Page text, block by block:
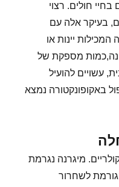
בחיי חולים. רצוי
בעיקר אלה עם
המכילות יינות או
מספקת של
עשויים להועיל
באקופונקטורה נמצא
מיגרנה נגרמת
לשחרור